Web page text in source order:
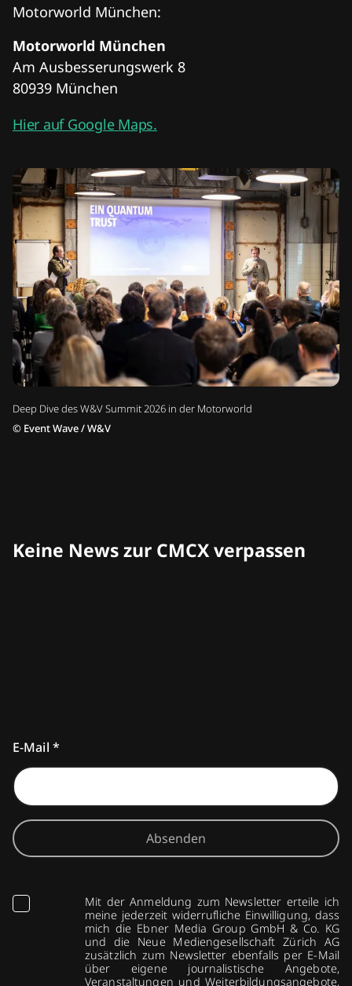
Deep Dive des W&V Summit 2026 in der Motorworld
© Event Wave / W&V
Motorworld München:
Motorworld München
Am Ausbesserungswerk 8
80939 München
Hier auf Google Maps.
Keine News zur CMCX verpassen
E-Mail *
Absenden
Mit der Anmeldung zum Newsletter erteile ich
meine jederzeit widerrufliche Einwilligung, dass
mich die Ebner Media Group GmbH & Co. KG
und die Neue Mediengesellschaft Zürich AG
zusätzlich zum Newsletter ebenfalls per E-Mail
über eigene journalistische Angebote,
Veranstaltungen und Weiterbildungsangebote,